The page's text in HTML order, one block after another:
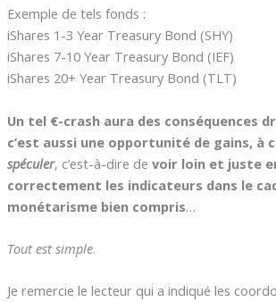
Exemple de tels fonds :
iShares 1-3 Year Treasury Bond (SHY)
iShares 7-10 Year Treasury Bond (IEF)
iShares 20+ Year Treasury Bond (TLT)
Un tel €-crash aura des conséquences
c’est aussi une opportunité de gains, à
spéculer, c’est-à-dire de voir loin et juste
correctement les indicateurs dans le
monétarisme bien compris…
Tout est simple.
Je remercie le lecteur qui a indiqué les